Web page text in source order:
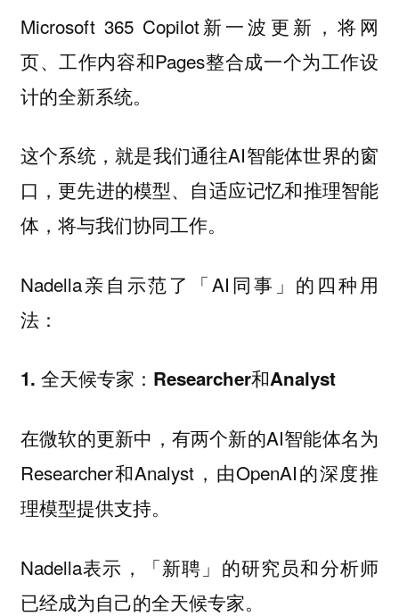
Microsoft 365 Copilot新一波更新，将网
页、工作内容和Pages整合成一个为工作设
计的全新系统。
这个系统，就是我们通往AI智能体世界的窗
口，更先进的模型、自适应记忆和推理智能
体，将与我们协同工作。
Nadella亲自示范了「AI同事」的四种用
法：
1. 全天候专家：Researcher和Analyst
在微软的更新中，有两个新的AI智能体名为
Researcher和Analyst，由OpenAI的深度推
理模型提供支持。
Nadella表示，「新聘」的研究员和分析师
已经成为自己的全天候专家。